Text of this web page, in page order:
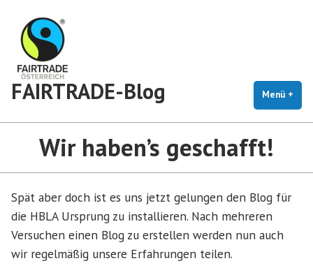
Inhalt
springen
FAIRTRADE-Blog Menü +
Wir haben’s geschafft!
Spät aber doch ist es uns jetzt gelungen den Blog für
die HBLA Ursprung zu installieren. Nach mehreren
Versuchen einen Blog zu erstellen werden nun auch
wir regelmäßig unsere Erfahrungen teilen.